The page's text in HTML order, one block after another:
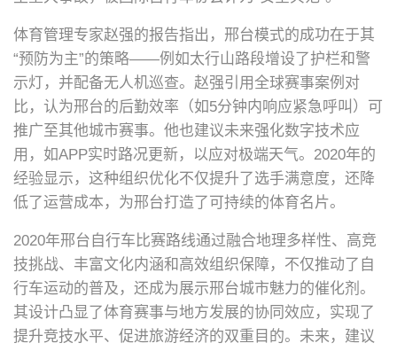
体育管理专家赵强的报告指出，邢台模式的成功在于其
“预防为主”的策略——例如太行山路段增设了护栏和警
示灯，并配备无人机巡查。赵强引用全球赛事案例对
比，认为邢台的后勤效率（如5分钟内响应紧急呼叫）可
推广至其他城市赛事。他也建议未来强化数字技术应
用，如APP实时路况更新，以应对极端天气。2020年的
经验显示，这种组织优化不仅提升了选手满意度，还降
低了运营成本，为邢台打造了可持续的体育名片。
2020年邢台自行车比赛路线通过融合地理多样性、高竞
技挑战、丰富文化内涵和高效组织保障，不仅推动了自
行车运动的普及，还成为展示邢台城市魅力的催化剂。
其设计凸显了体育赛事与地方发展的协同效应，实现了
提升竞技水平、促进旅游经济的双重目的。未来，建议